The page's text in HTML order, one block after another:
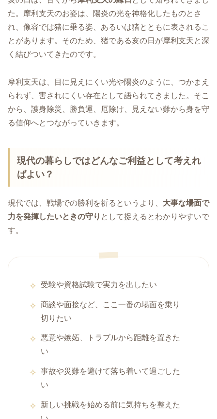
た。摩利支天のお姿は、陽炎の光を神格化したものとさ
れ、像容では猪に乗る姿、あるいは猪とともに表されるこ
とがあります。そのため、猪である亥の日が摩利支天と深
く結びついてきたのです。
摩利支天は、目に見えにくい光や陽炎のように、つかまえ
られず、害されにくい存在として語られてきました。そこ
から、護身除災、勝負運、厄除け、見えない難から身を守
る信仰へとつながっていきます。
現代の暮らしではどんなご利益として考えれ
ばよい？
現代では、戦場での勝利を祈るというより、 大事な場面で
力を発揮したいときの守り として捉えるとわかりやすいで
す。
受験や資格試験で実力を出したい
商談や面接など、ここ一番の場面を乗り
切りたい
悪意や嫉妬、トラブルから距離を置きた
い
事故や災難を避けて落ち着いて過ごした
い
新しい挑戦を始める前に気持ちを整えた